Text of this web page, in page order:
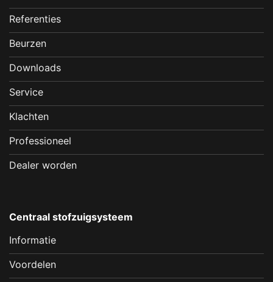
Referenties
Beurzen
Downloads
Service
Klachten
Professioneel
Dealer worden
Centraal stofzuigsysteem
Informatie
Voordelen